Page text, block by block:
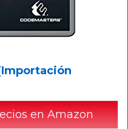
[Importación
en Amazon